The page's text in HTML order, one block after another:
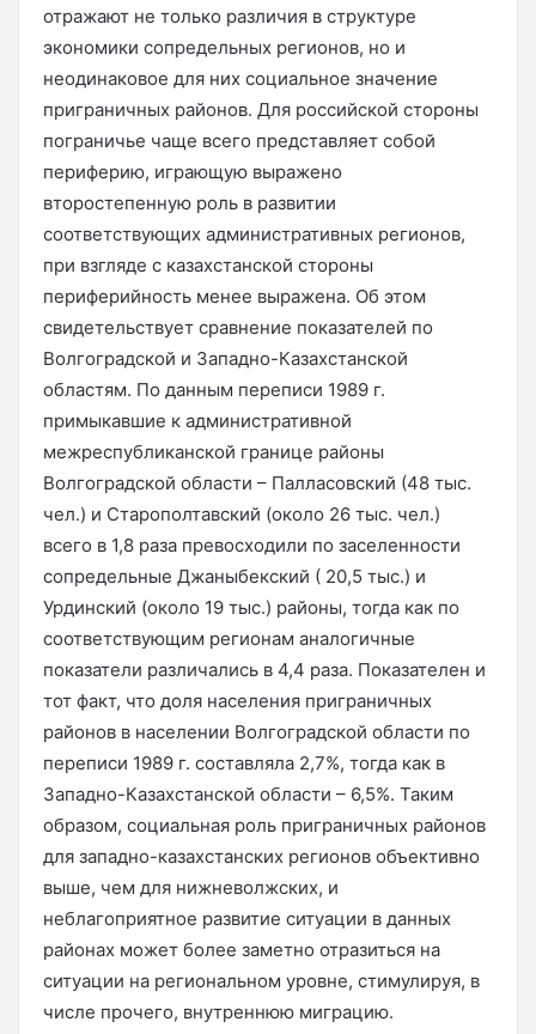
отражают не только различия в структуре
экономики сопредельных регионов, но и
неодинаковое для них социальное значение
приграничных районов. Для российской стороны
пограничье чаще всего представляет собой
периферию, играющую выражено
второстепенную роль в развитии
соответствующих административных регионов,
при взгляде с казахстанской стороны
периферийность менее выражена. Об этом
свидетельствует сравнение показателей по
Волгоградской и Западно-Казахстанской
областям. По данным переписи 1989 г.
примыкавшие к административной
межреспубликанской границе районы
Волгоградской области – Палласовский (48 тыс.
чел.) и Старополтавский (около 26 тыс. чел.)
всего в 1,8 раза превосходили по заселенности
сопредельные Джаныбекский ( 20,5 тыс.) и
Урдинский (около 19 тыс.) районы, тогда как по
соответствующим регионам аналогичные
показатели различались в 4,4 раза. Показателен и
тот факт, что доля населения приграничных
районов в населении Волгоградской области по
переписи 1989 г. составляла 2,7%, тогда как в
Западно-Казахстанской области – 6,5%. Таким
образом, социальная роль приграничных районов
для западно-казахстанских регионов объективно
выше, чем для нижневолжских, и
неблагоприятное развитие ситуации в данных
районах может более заметно отразиться на
ситуации на региональном уровне, стимулируя, в
числе прочего, внутреннюю миграцию.